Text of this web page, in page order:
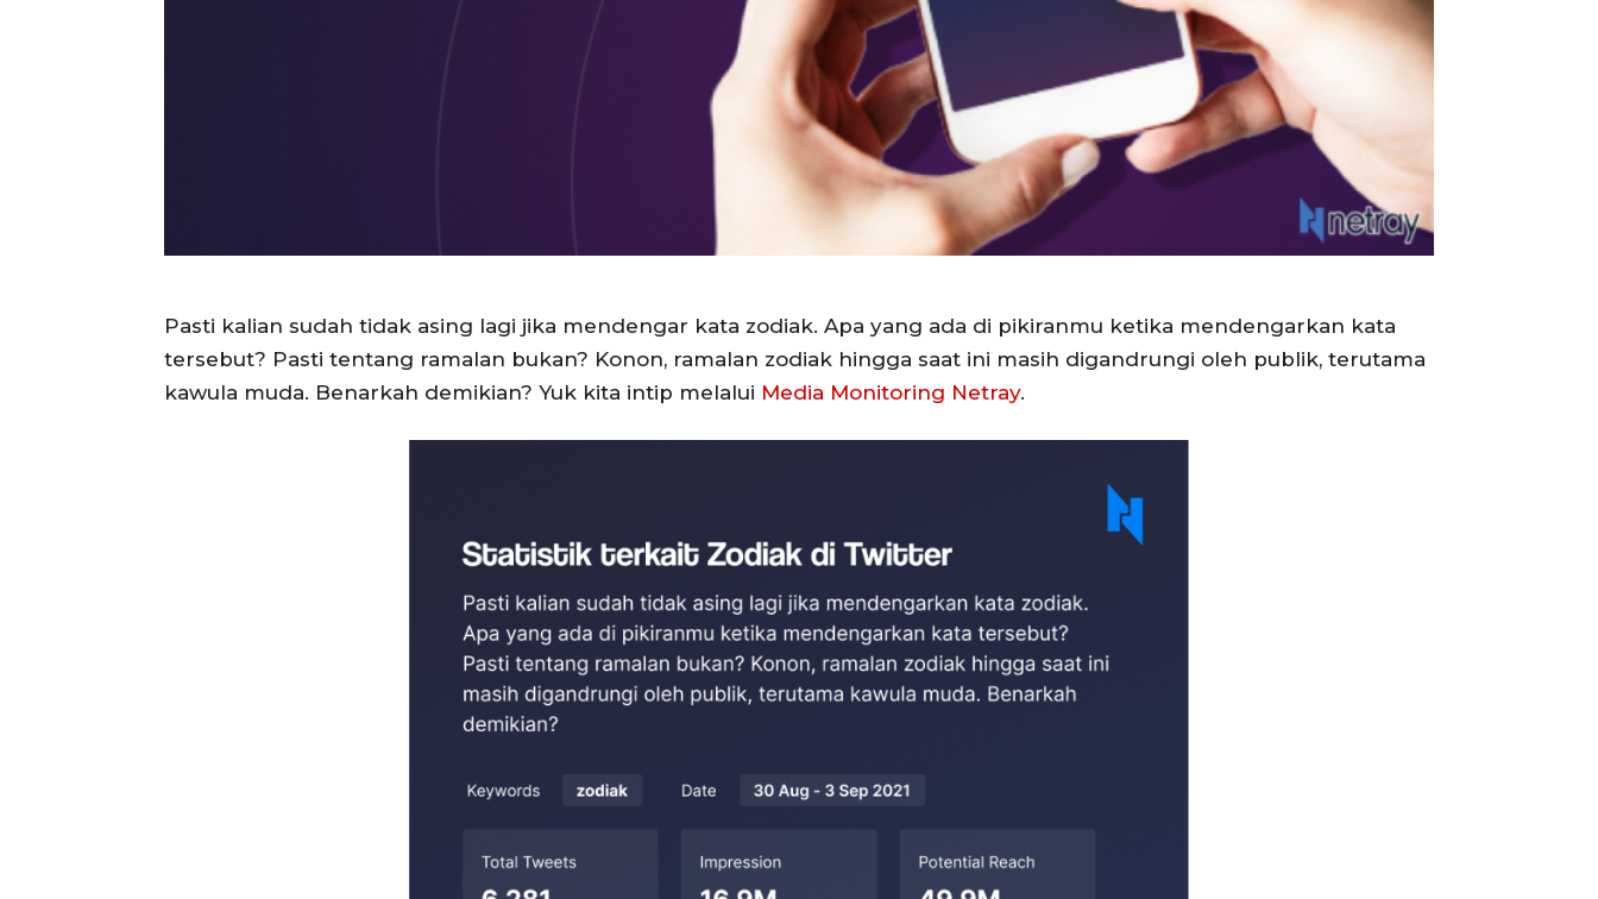
Pasti kalian sudah tidak asing lagi jika mendengar kata zodiak. Apa yang ada di pikiranmu ketika mendengarkan kata
tersebut? Pasti tentang ramalan bukan? Konon, ramalan zodiak hingga saat ini masih digandrungi oleh publik, terutama
kawula muda. Benarkah demikian? Yuk kita intip melalui Media Monitoring Netray.